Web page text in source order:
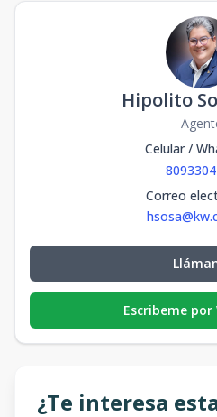
Hipolito
Celular /
Correo
Escribeme
¿Te interesa